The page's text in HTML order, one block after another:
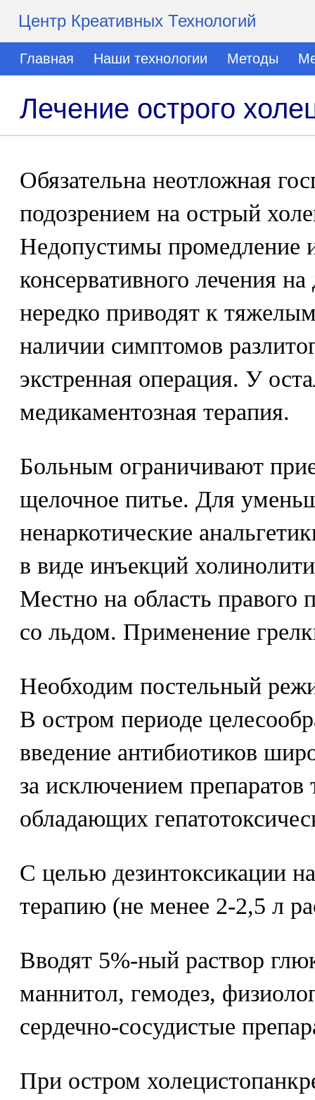
Центр Креативных Технологий
Главная Наши технологии Методы
Лечение острого
Обязательна неотложная
подозрением на острый
Недопустимы промедление
консервативного лечения
нередко приводят к
наличии симптомов
экстренная операция. У
медикаментозная терапия.
Больным ограничивают
щелочное питье. Для
ненаркотические
в виде инъекций
Местно на область правого
со льдом. Применение
Необходим постельный
В остром периоде
введение антибиотиков
за исключением препаратов
обладающих
С целью дезинтоксикации
терапию (не менее 2-2,5 л
Вводят 5%-ный раствор
маннитол, гемодез,
сердечно-сосудистые
При остром